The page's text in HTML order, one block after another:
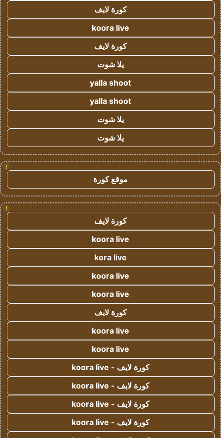
كورة لايف
koora live
كورة لايف
يلا شوت
yalla shoot
yalla shoot
يلا شوت
يلا شوت
!
موقع كورة
!
كورة لايف
koora live
kora live
koora live
koora live
كورة لايف
koora live
koora live
كورة لايف - koora live
كورة لايف - koora live
كورة لايف - koora live
كورة لايف - koora live